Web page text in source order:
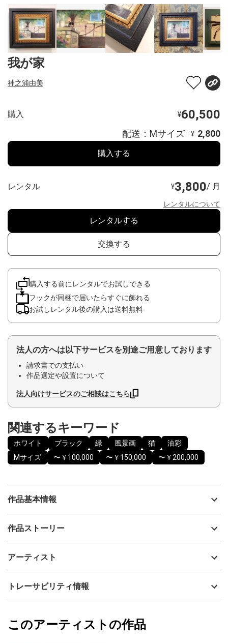
我が家
神之浦由美
購入 ¥60,500
配送：Mサイズ ¥ 2,800
購入する
レンタル ¥3,800/ 月
レンタルについて
レンタルする
交換する
購入する前にレンタルでお試しできる
フックが同梱で届いたらすぐに飾れる
お試しレンタル後の購入は送料無料
法人の方へは以下サービスを別途ご用意しております
請求書での支払い
作品選定や設置について
法人向けサービスのご相談はこちら
関連するキーワード
ホワイト ブラック 緑 風景画 猫
油彩
Mサイズ
〜￥100,000 〜￥150,000 〜￥200,000
作品基本情報
出品者
制作年
油彩
カラー
ホワイト
作品ストーリー
クロアチア・ドゥブロブニクの街角で作者が出会ったハチワレ猫
情が魅力的です。
原画に合わせた高級感ある前面UVカットアクリル仕様のフレーム
付きです。
アーティスト
神之浦由美
フォローする
トレーサビリティ情報
神之浦由美
このアーティストの作品